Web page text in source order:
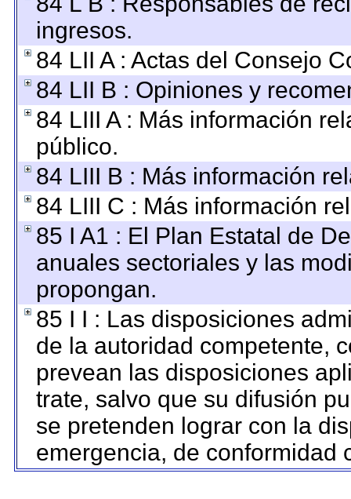
ingresos.
84 LII A : Actas del Consejo
84 LII B : Opiniones y
84 LIII A : Más información
público.
84 LIII B : Más información
84 LIII C : Más información
85 I A1 : El Plan Estatal de
anuales sectoriales y las
propongan.
85 I I : Las disposiciones
de la autoridad competente,
prevean las disposiciones
trate, salvo que su difusión
se pretenden lograr con la
emergencia, de conformidad